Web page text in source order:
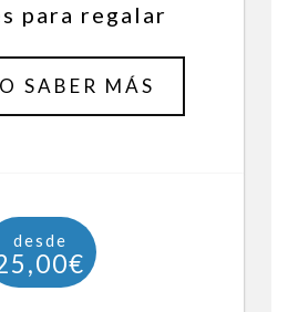
para regalar
SABER MÁS